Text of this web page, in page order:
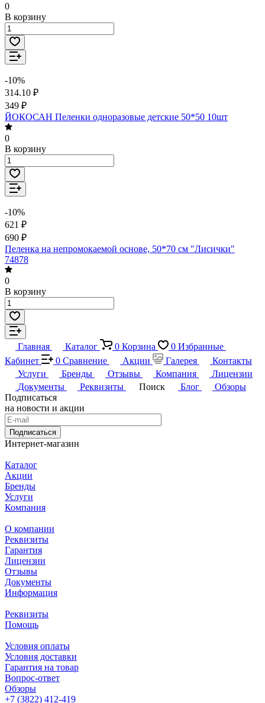
0
В корзину
-10%
314.10 ₽
349 ₽
ЙОКОСАН Пеленки одноразовые детские 50*50 10шт
0
В корзину
-10%
621 ₽
690 ₽
Пеленка на непромокаемой основе, 50*70 см "Лисички"
74878
0
В корзину
Главная Каталог 0 Корзина 0 Избранные
Кабинет
0 Сравнение Акции Галерея
Контакты
Услуги
Бренды Отзывы Компания
Лицензии
Документы
Реквизиты Поиск Блог
Обзоры
Подписаться
на новости и акции
Подписаться
Интернет-магазин
Каталог
Акции
Бренды
Услуги
Компания
О компании
Реквизиты
Гарантия
Лицензии
Отзывы
Документы
Информация
Реквизиты
Помощь
Условия оплаты
Условия доставки
Гарантия на товар
Вопрос-ответ
Обзоры
+7 (3822) 412-419